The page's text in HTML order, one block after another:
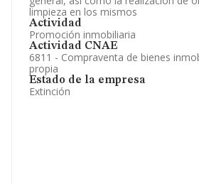
limpieza en los mismos
Actividad
Promoción inmobiliaria
Actividad CNAE
6811 - Compraventa de bienes
propia
Estado de la empresa
Extinción